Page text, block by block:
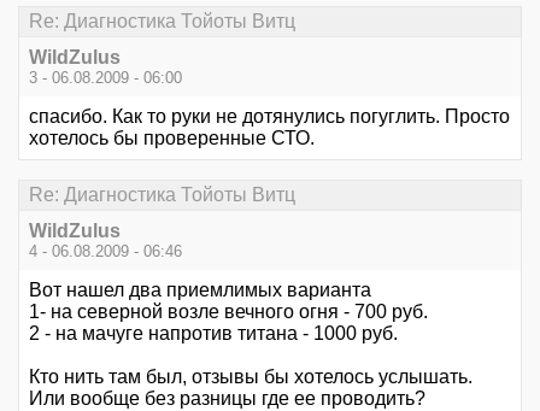
Re: Диагностика Тойоты Витц
WildZulus
3 - 06.08.2009 - 06:00
спасибо. Как то руки не дотянулись погуглить. Просто
хотелось бы проверенные СТО.
Re: Диагностика Тойоты Витц
WildZulus
4 - 06.08.2009 - 06:46
Вот нашел два приемлимых варианта
1- на северной возле вечного огня - 700 руб.
2 - на мачуге напротив титана - 1000 руб.
Кто нить там был, отзывы бы хотелось услышать.
Или вообще без разницы где ее проводить?